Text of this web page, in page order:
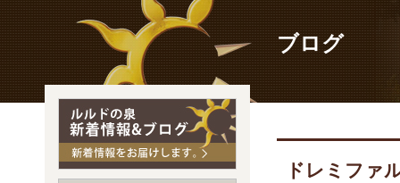
ブログ
ドレミファ